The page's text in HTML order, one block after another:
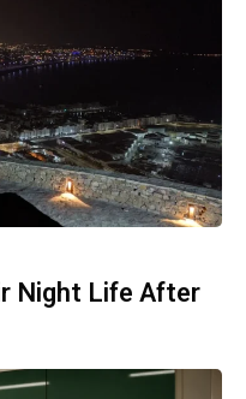
Night Life After